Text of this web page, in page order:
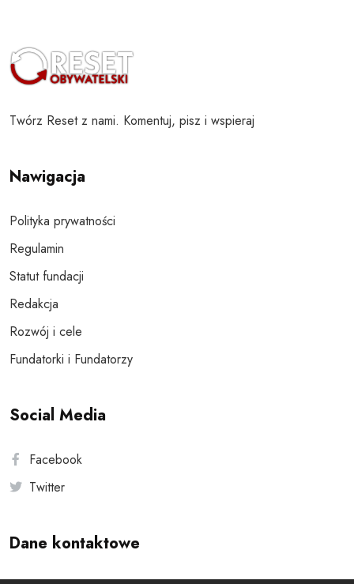
Twórz Reset z nami. Komentuj, pisz i wspieraj
Nawigacja
Polityka prywatności
Regulamin
Statut fundacji
Redakcja
Rozwój i cele
Fundatorki i Fundatorzy
Social Media
Facebook
Twitter
Dane kontaktowe